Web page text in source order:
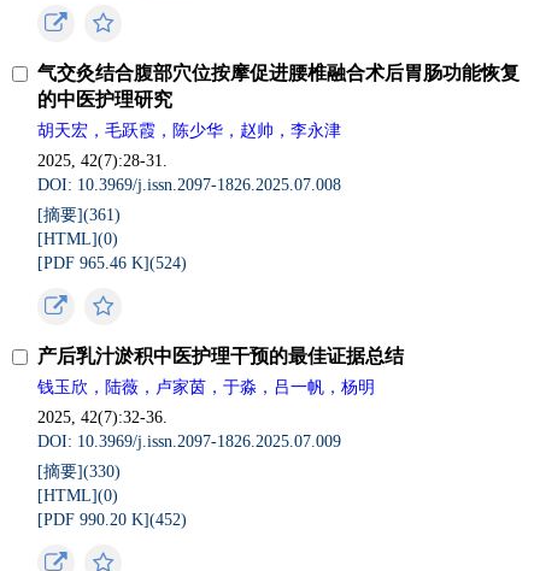
气交灸结合腹部穴位按摩促进腰椎融合术后胃肠功能恢复
的中医护理研究
胡天宏，毛跃霞，陈少华，赵帅，李永津
2025, 42(7):28-31.
DOI: 10.3969/j.issn.2097-1826.2025.07.008
[摘要](361)
[HTML](0)
[PDF 965.46 K](524)
产后乳汁淤积中医护理干预的最佳证据总结
钱玉欣，陆薇，卢家茵，于淼，吕一帆，杨明
2025, 42(7):32-36.
DOI: 10.3969/j.issn.2097-1826.2025.07.009
[摘要](330)
[HTML](0)
[PDF 990.20 K](452)